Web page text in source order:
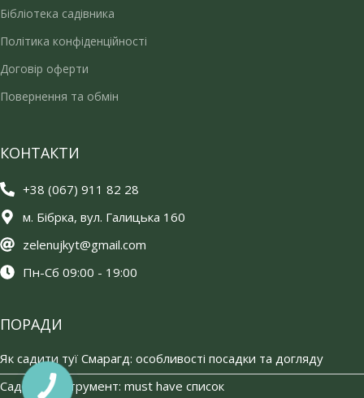
Бібліотека садівника
Політика конфіденційності
Договір оферти
Повернення та обмін
КОНТАКТИ
+38 (067) 911 82 28
м. Бібрка, вул. Галицька 160
zelenujkyt@gmail.com
Пн-Сб 09:00 - 19:00
ПОРАДИ
Як садити туї Смарагд: особливості посадки та догляду
Садовий інструмент: must have список